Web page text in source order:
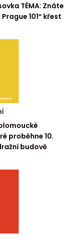
TÉMA: Znáte
101“ křest
proběhne 10.
budově